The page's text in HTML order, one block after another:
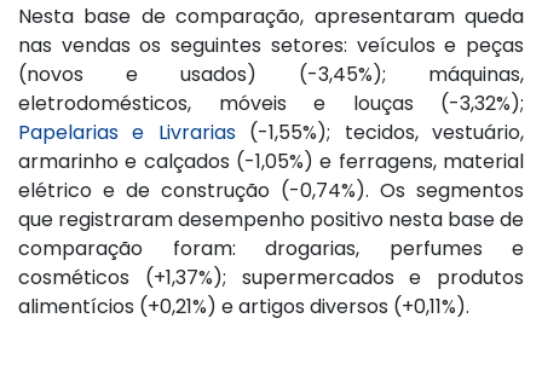
Nesta base de comparação, apresentaram queda
nas vendas os seguintes setores: veículos e peças
(novos e usados) (-3,45%); máquinas,
eletrodomésticos, móveis e louças (-3,32%);
Papelarias e Livrarias(-1,55%); tecidos, vestuário,
armarinho e calçados (-1,05%) e ferragens, material
elétrico e de construção (-0,74%). Os segmentos
que registraram desempenho positivo nesta base de
comparação foram: drogarias, perfumes e
cosméticos (+1,37%); supermercados e produtos
alimentícios (+0,21%) e artigos diversos (+0,11%).